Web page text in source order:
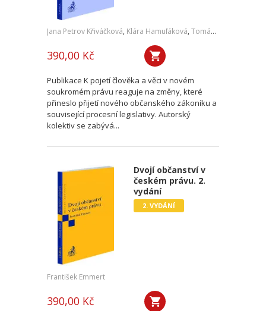
Jana Petrov Křiváčková, Klára Hamuľáková, Tomáš Tintěra
390,00 Kč
Publikace K pojetí člověka a věci v novém
soukromém právu reaguje na změny, které
přineslo přijetí nového občanského zákoníku a
související procesní legislativy. Autorský
kolektiv se zabývá...
Dvojí občanství v
českém právu. 2.
vydání
2. VYDÁNÍ
František Emmert
390,00 Kč